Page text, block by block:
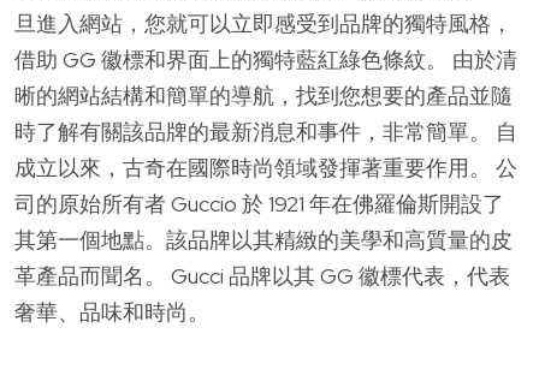
旦進入網站，您就可以立即感受到品牌的獨特風格，
借助 GG 徽標和界面上的獨特藍紅綠色條紋。 由於清
晰的網站結構和簡單的導航，找到您想要的產品並隨
時了解有關該品牌的最新消息和事件，非常簡單。 自
成立以來，古奇在國際時尚領域發揮著重要作用。 公
司的原始所有者 Guccio 於 1921 年在佛羅倫斯開設了
其第一個地點。該品牌以其精緻的美學和高質量的皮
革產品而聞名。 Gucci 品牌以其 GG 徽標代表，代表
奢華、品味和時尚。